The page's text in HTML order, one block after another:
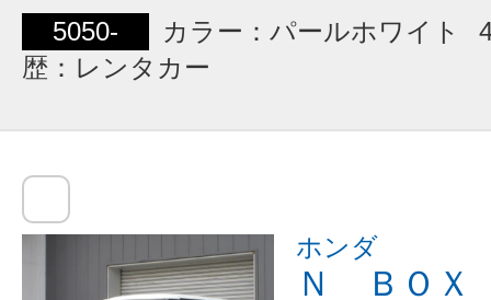
5050-
カラー：パールホワイト
歴：レンタカー
ホンダ
Ｎ ＢＯＸ